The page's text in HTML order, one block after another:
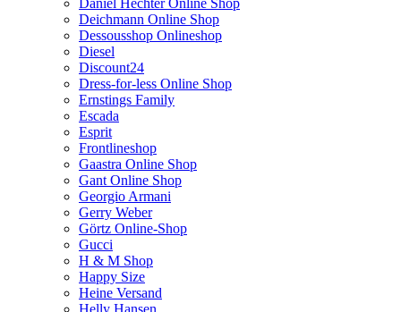
Daniel Hechter Online Shop
Deichmann Online Shop
Dessousshop Onlineshop
Diesel
Discount24
Dress-for-less Online Shop
Ernstings Family
Escada
Esprit
Frontlineshop
Gaastra Online Shop
Gant Online Shop
Georgio Armani
Gerry Weber
Görtz Online-Shop
Gucci
H & M Shop
Happy Size
Heine Versand
Helly Hansen